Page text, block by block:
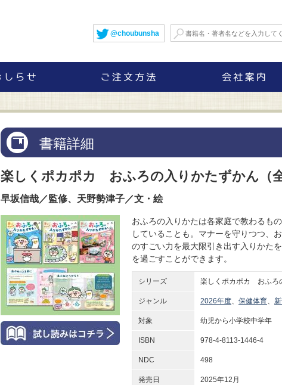
@choubunsha
書籍詳細
楽しくポカポカ おふろの入りかたずかん（全
早坂信哉／監修、天野勢津子／文・絵
おふろの入りかたは各家庭で教わるも
していることも。マナーを守りつつ、
のすごい力を最大限引き出す入りかた
を過ごすことができます。
シリーズ 楽しくポカポカ おふろ
ジャンル 2026年度、 保健体育、 新
対象 幼児から小学校中学年
ISBN 978-4-8113-1446-4
NDC 498
発売日 2025年12月